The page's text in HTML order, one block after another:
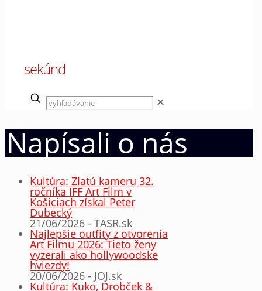
sekúnd
✕
Napísali o nás
Kultúra: Zlatú kameru 32.
ročníka IFF Art Film v
Košiciach získal Peter
Dubecký
21/06/2026 - TASR.sk
Najlepšie outfity z otvorenia
Art Filmu 2026: Tieto ženy
vyzerali ako hollywoodske
hviezdy!
20/06/2026 - JOJ.sk
Kultúra: Kuko, Drobček &